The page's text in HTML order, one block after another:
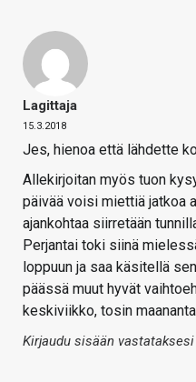
Lagittaja
15.3.2018
Jes, hienoa että lähdette
Allekirjoitan myös tuon
päivää voisi miettiä jatkoa
ajankohtaa siirretään
Perjantai toki siinä
loppuun ja saa käsitellä
päässä muut hyvät
keskiviikko, tosin
Kirjaudu sisään vastataksesi